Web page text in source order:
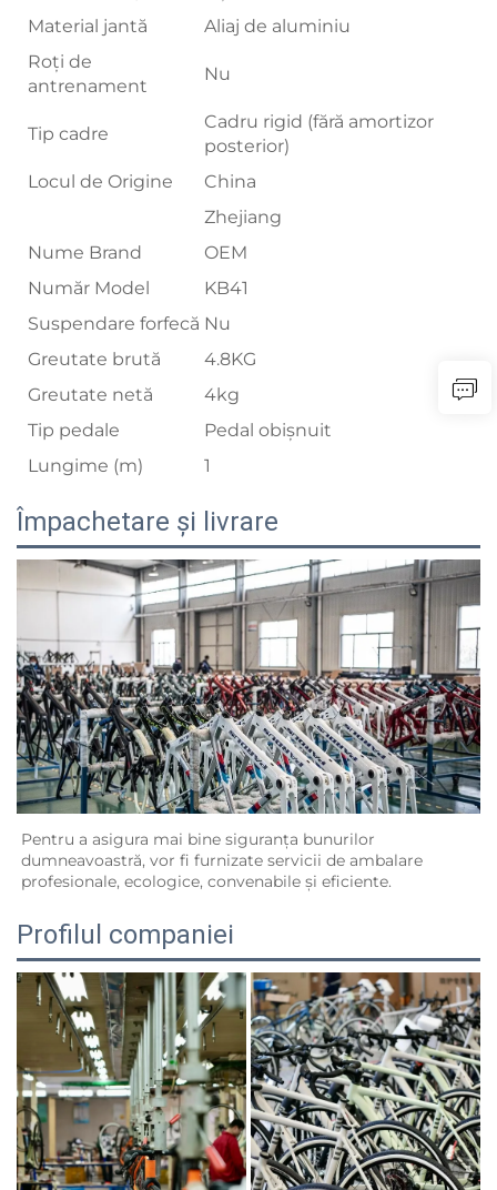
Material jantă
Aliaj de aluminiu
Roți de
antrenament
Nu
Tip cadre
Cadru rigid (fără amortizor
posterior)
Locul de Origine
China
Zhejiang
Nume Brand
OEM
Număr Model
KB41
Suspendare forfecă Nu
Greutate brută
4.8KG
Greutate netă
4kg
Tip pedale
Pedal obișnuit
Lungime (m)
1
Împachetare și livrare
Pentru a asigura mai bine siguranța bunurilor
dumneavoastră, vor fi furnizate servicii de ambalare
profesionale, ecologice, convenabile și eficiente.
Profilul companiei